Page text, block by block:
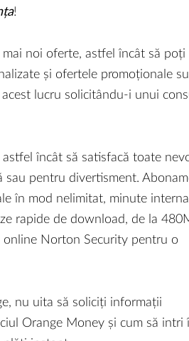
!
noi oferte, astfel încât să poți
și ofertele promoționale
lucru solicitându-i unui
încât să satisfacă toate
pentru divertisment.
în mod nelimitat, minute
rapide de download, de la
Norton Security pentru o
nu uita să soliciți informații
Orange Money și cum să intri